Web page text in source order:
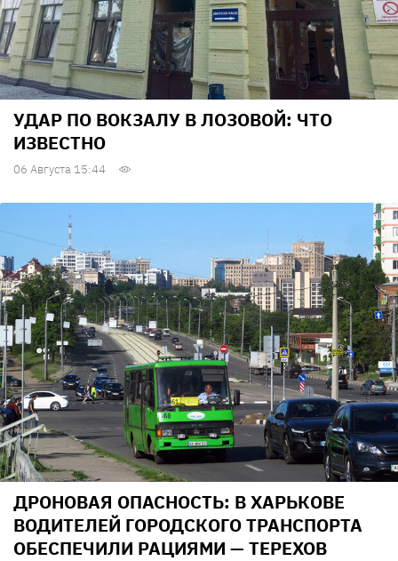
УДАР ПО ВОКЗАЛУ В ЛОЗОВОЙ: ЧТО
ИЗВЕСТНО
06 Августа 15:44
ДРОНОВАЯ ОПАСНОСТЬ: В ХАРЬКОВЕ
ВОДИТЕЛЕЙ ГОРОДСКОГО ТРАНСПОРТА
ОБЕСПЕЧИЛИ РАЦИЯМИ — ТЕРЕХОВ